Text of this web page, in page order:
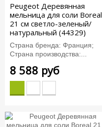
Peugeot Деревянная
мельница для соли Boreal
21 см светло-зеленый/
натуральный (44329)
Страна бренда: Франция;
Страна производства:...
8 588 руб